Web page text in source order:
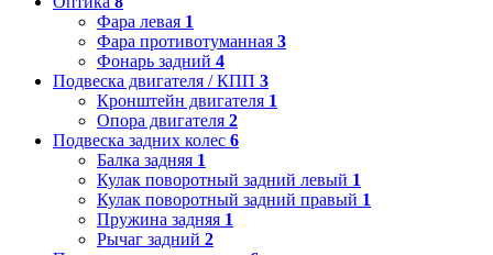
Фара левая 1
Фара противотуманная 3
Фонарь задний 4
Подвеска двигателя / КПП 3
Кронштейн двигателя 1
Опора двигателя 2
Подвеска задних колес 6
Балка задняя 1
Кулак поворотный задний левый 1
Кулак поворотный задний правый 1
Пружина задняя 1
Рычаг задний 2